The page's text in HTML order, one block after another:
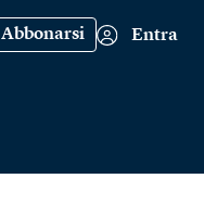
Abbonarsi Entra